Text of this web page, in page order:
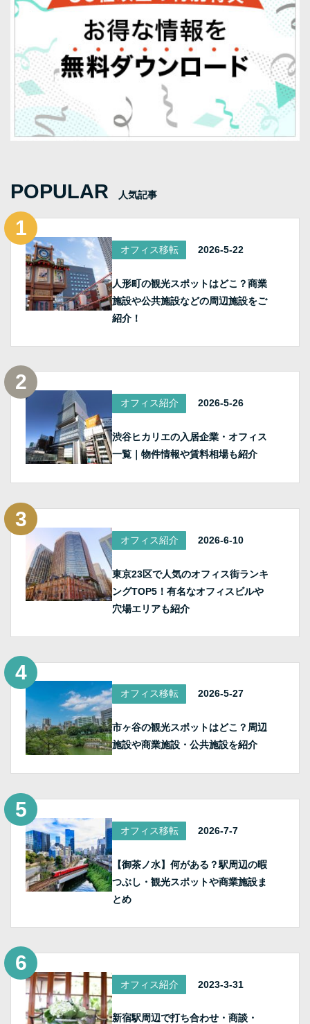
POPULAR 人気記事
オフィス移転 2026-5-22
人形町の観光スポットはどこ？商業
施設や公共施設などの周辺施設をご
紹介！
オフィス紹介 2026-5-26
渋谷ヒカリエの入居企業・オフィス
一覧｜物件情報や賃料相場も紹介
オフィス紹介 2026-6-10
東京23区で人気のオフィス街ランキ
ングTOP5！有名なオフィスビルや
穴場エリアも紹介
オフィス移転 2026-5-27
市ヶ谷の観光スポットはどこ？周辺
施設や商業施設・公共施設を紹介
オフィス移転 2026-7-7
【御茶ノ水】何がある？駅周辺の暇
つぶし・観光スポットや商業施設ま
とめ
オフィス紹介 2023-3-31
新宿駅周辺で打ち合わせ・商談・